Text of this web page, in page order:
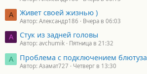
А Живет своей жизнью )
Автор: Александр186 Вчера в 06:03
A Стук из задней головы
Автор: avchumik Пятница в 21:32
А Проблема с подключением блютуза
Автор: Азамат727 Четверг в 13:30